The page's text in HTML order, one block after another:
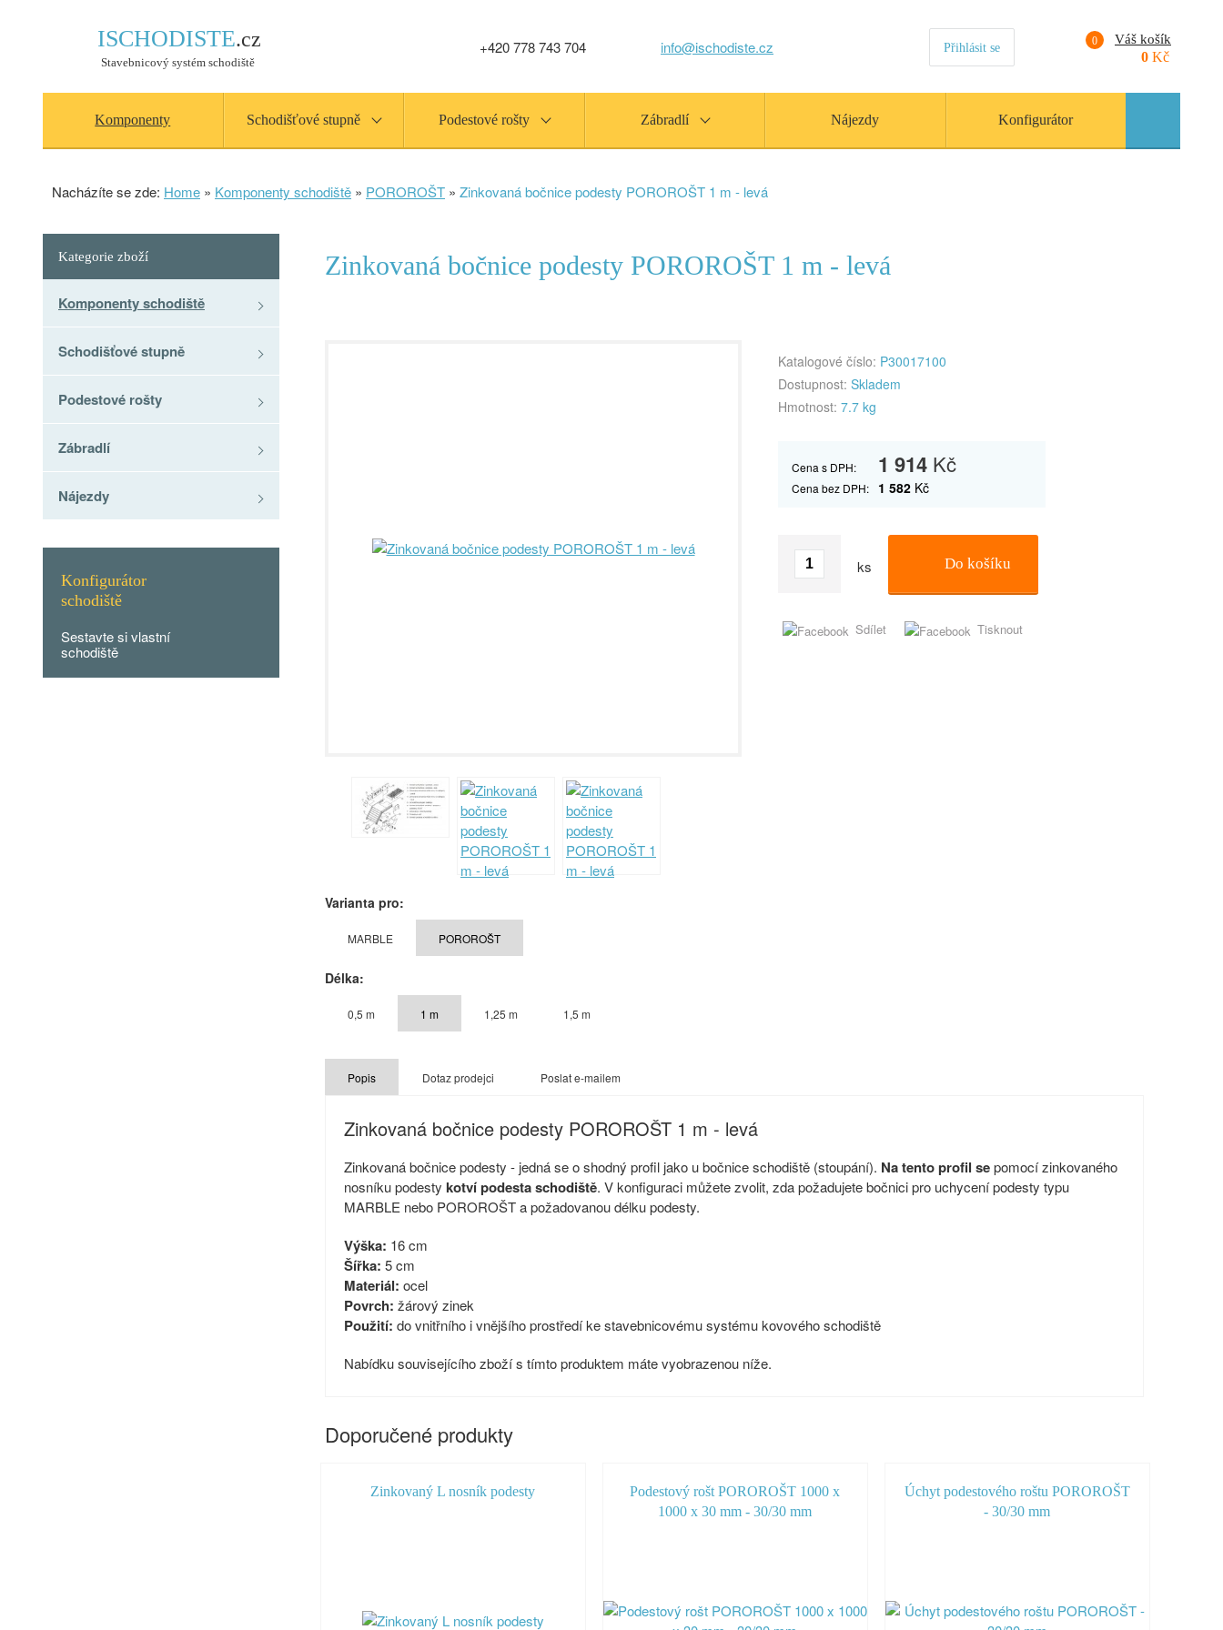
ISCHODISTE.cz
Stavebnicový systém schodiště
+420 778 743 704 info@ischodiste.cz Přihlásit se
Váš košík
0
0 Kč
Komponenty Schodišťové stupně Podestové rošty Zábradlí Nájezdy Konfigurátor
Nacházíte se zde: Home » Komponenty schodiště » POROROŠT » Zinkovaná bočnice podesty POROROŠT 1 m - levá
Zinkovaná bočnice podesty POROROŠT 1 m - levá
Katalogové číslo: P30017100
Dostupnost: Skladem
Hmotnost: 7.7 kg
Cena s DPH: 1 914 Kč
Cena bez DPH: 1 582 Kč
ks Do košíku
Sdílet Tisknout
Varianta pro:
MARBLE POROROŠT
Délka:
0,5 m 1 m 1,25 m 1,5 m
Popis Dotaz prodejci Poslat e-mailem
Zinkovaná bočnice podesty POROROŠT 1 m - levá
Zinkovaná bočnice podesty - jedná se o shodný profil jako u bočnice schodiště (stoupání). Na tento profil sepomocí zinkovaného
nosníku podesty kotví podesta schodiště. V konfiguraci můžete zvolit, zda požadujete bočnici pro uchycení podesty typu
MARBLE nebo POROROŠT a požadovanou délku podesty.
Výška: 16 cm
Šířka: 5 cm
Materiál: ocel
Povrch: žárový zinek
Použití: do vnitřního i vnějšího prostředí ke stavebnicovému systému kovového schodiště
Nabídku souvisejícího zboží s tímto produktem máte vyobrazenou níže.
Doporučené produkty
Zinkovaný L nosník podesty
Podestový rošt POROROŠT 1000 x
1000 x 30 mm - 30/30 mm
Úchyt podestového roštu POROROŠT
- 30/30 mm
Kategorie zboží
Komponenty schodiště
Schodišťové stupně
Podestové rošty
Zábradlí
Nájezdy
Konfigurátor
schodiště
Sestavte si vlastní
schodiště